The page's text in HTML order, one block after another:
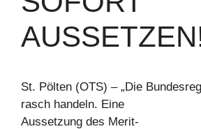
St. Pölten (OTS) – „Die
rasch handeln. Eine
Aussetzung des Merit-